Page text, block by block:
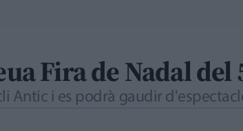
Fira de Nadal
Antic i es podrà gaudir